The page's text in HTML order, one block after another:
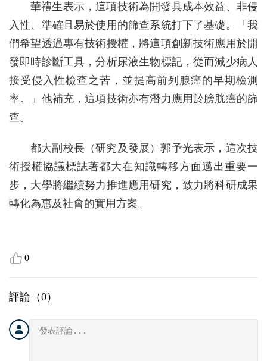
華禮生表示，這項技術為開發具成本效益、非侵
入性、準確且易於使用的篩查系統打下了基礎。「我
們希望透過專有技術授權，將這項創新技術應用於開
發即時診斷工具，分析尿液生物標記，從而減少病人
接受侵入性檢查之苦，並提高前列腺癌的早期檢測
率。」他補充，這項技術亦有潛力應用於膀胱癌的篩
查。
都大副校長（研究及發展）郭予光表示，這次技
術授權協議標誌著都大在知識轉移方面邁出重要一
步，大學將繼續努力推進應用研究，致力將科研成果
轉化為惠及社會的實用方案。
0
評論（0）